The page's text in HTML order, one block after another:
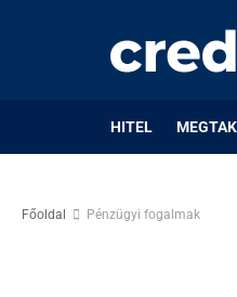
HITEL
Főoldal Pénzügyi fogalmak